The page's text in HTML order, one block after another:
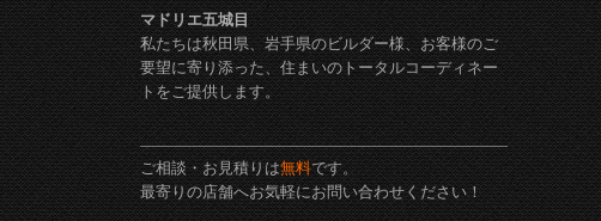
マドリエ五城目
私たちは秋田県、岩手県のビルダー様、お客様のご
要望に寄り添った、住まいのトータルコーディネー
トをご提供します。
ご相談・お見積りは無料です。
最寄りの店舗へお気軽にお問い合わせください！